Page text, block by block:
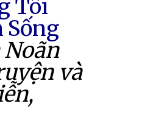
Tôi
Sống
và